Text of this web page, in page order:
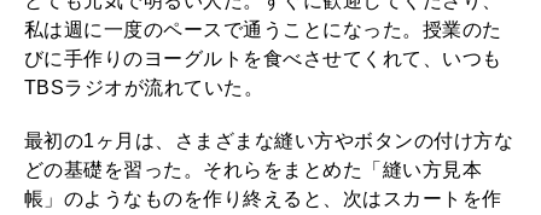
私は週に一度のペースで通うことになった。授業のた
びに手作りのヨーグルトを食べさせてくれて、いつも
TBSラジオが流れていた。
最初の1ヶ月は、さまざまな縫い方やボタンの付け方な
どの基礎を習った。それらをまとめた「縫い方見本
帳」のようなものを作り終えると、次はスカートを作